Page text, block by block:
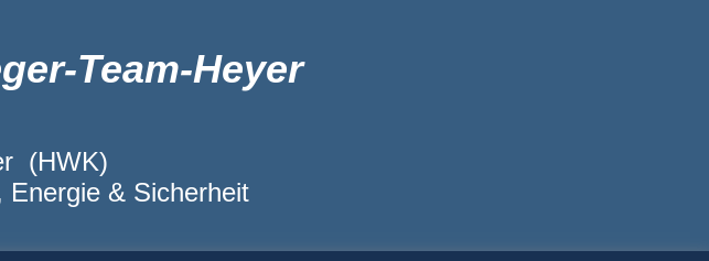
Team-Heyer
(HWK)
& Sicherheit